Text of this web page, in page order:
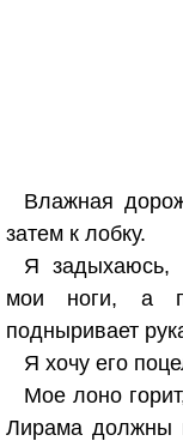
Влажная
затем к лобку.
Я задыхаюсь,
мои ноги, а
подныривает
Я хочу его
Мое лоно
Лирама должны